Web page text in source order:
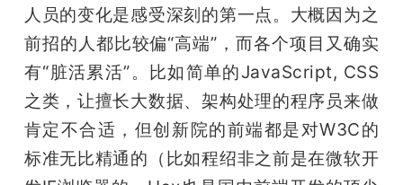
人员的变化是感受深刻的第一点。大概因为之
前招的人都比较偏“高端”，而各个项目又确实
有“脏活累活”。比如简单的JavaScript, CSS
之类，让擅长大数据、架构处理的程序员来做
肯定不合适，但创新院的前端都是对W3C的
标准无比精通的（比如程绍非之前是在微软开